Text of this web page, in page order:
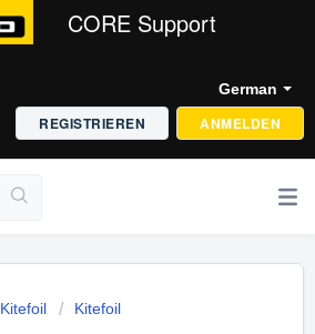
CORE Support
German
ANMELDEN
REGISTRIEREN
Kitefoil Kitefoil